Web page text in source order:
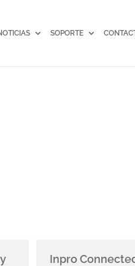
SOPORTE
Inpro